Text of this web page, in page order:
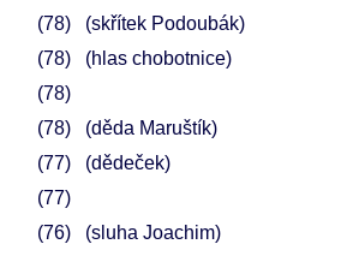
78
(skřítek Podoubák)
78
(hlas chobotnice)
78
78
(děda Maruštík)
77
(dědeček)
77
76
(sluha Joachim)